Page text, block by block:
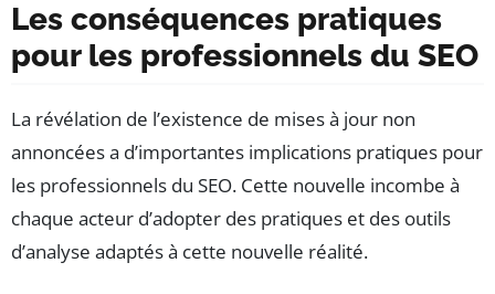
Les conséquences pratiques
pour les professionnels du SEO
La révélation de l’existence de mises à jour non
annoncées a d’importantes implications pratiques pour
les professionnels du SEO. Cette nouvelle incombe à
chaque acteur d’adopter des pratiques et des outils
d’analyse adaptés à cette nouvelle réalité.